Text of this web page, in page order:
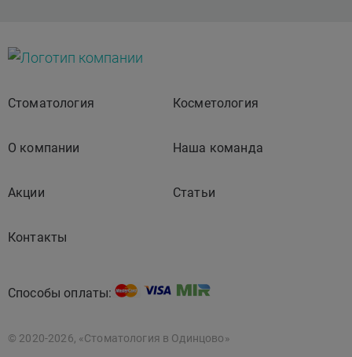
Стоматология Косметология
О компании Наша команда
Акции Статьи
Контакты
Способы оплаты:
© 2020-2026, «Стоматология в Одинцово»